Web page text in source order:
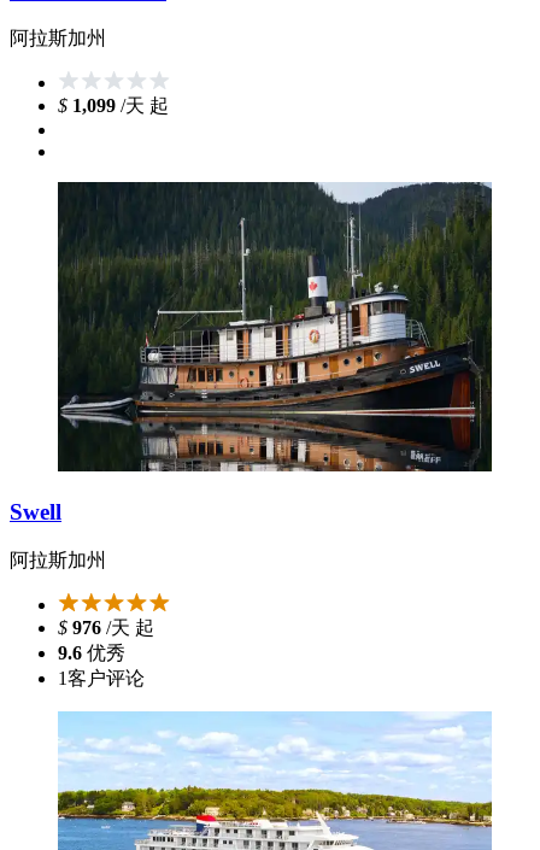
阿拉斯加州
$ 1,099 /天 起
Swell
阿拉斯加州
$ 976 /天 起
9.6 优秀
1客户评论